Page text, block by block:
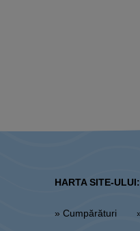
HARTA SITE-ULUI:
» Cumpărături